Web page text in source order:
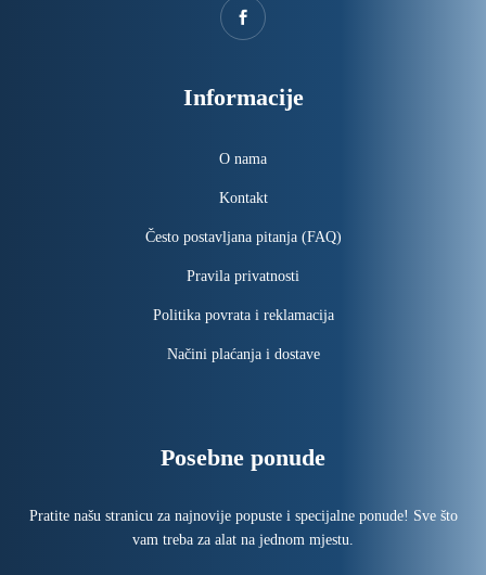
Informacije
O nama
Kontakt
Često postavljana pitanja (FAQ)
Pravila privatnosti
Politika povrata i reklamacija
Načini plaćanja i dostave
Posebne ponude
Pratite našu stranicu za najnovije popuste i specijalne ponude! Sve što
vam treba za alat na jednom mjestu.